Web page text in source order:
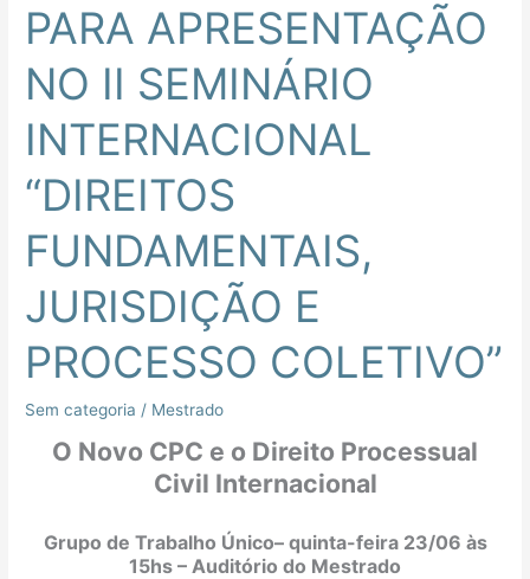
PARA APRESENTAÇÃO
NO II SEMINÁRIO
INTERNACIONAL
“DIREITOS
FUNDAMENTAIS,
JURISDIÇÃO E
PROCESSO COLETIVO”
Sem categoria / Mestrado
O Novo CPC e o Direito Processual
Civil Internacional
Grupo de Trabalho Único– quinta-feira 23/06 às
15hs – Auditório do Mestrado
PARA
APRESENTAÇÃO
NO
SEMINÁRIO
“DIREITOS
JURISDIÇÃO
PROCESSO
COLETIVO”